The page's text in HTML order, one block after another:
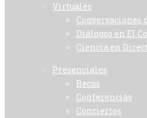
Virtuales
Conversaciones
Diálogos en El
Ciencia en
Presenciales
Becas
Conferencias
Conciertos